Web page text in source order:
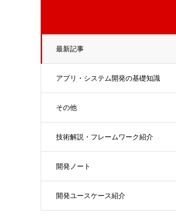
最新記事
アプリ・システム開発の基礎知識
その他
技術解説・フレームワーク紹介
開発ノート
開発ユースケース紹介